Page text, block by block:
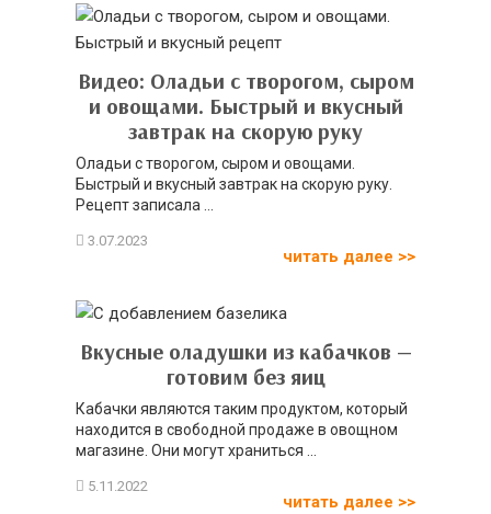
Видео: Оладьи с творогом, сыром
и овощами. Быстрый и вкусный
завтрак на скорую руку
Оладьи с творогом, сыром и овощами.
Быстрый и вкусный завтрак на скорую руку.
Рецепт записала ...
читать далее >>
Вкусные оладушки из кабачков —
готовим без яиц
Кабачки являются таким продуктом, который
находится в свободной продаже в овощном
магазине. Они могут храниться ...
читать далее >>